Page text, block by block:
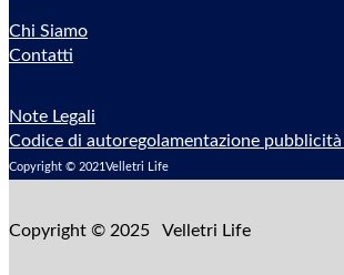
Chi Siamo
Contatti
Note Legali
Codice di autoregolamentazione
Copyright © 2021Velletri Life
Copyright © 2025 Velletri Life